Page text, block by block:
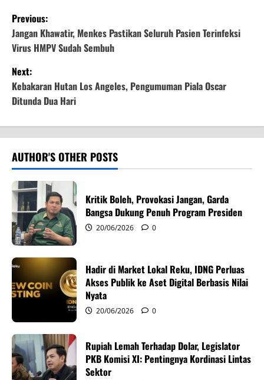
P
o
s
t
n
a
v
i
g
a
t
i
o
n
Previous:
Jangan Khawatir, Menkes Pastikan Seluruh Pasien Terinfeksi
Virus HMPV Sudah Sembuh
Next:
Kebakaran Hutan Los Angeles, Pengumuman Piala Oscar
Ditunda Dua Hari
AUTHOR'S OTHER POSTS
Kritik Boleh, Provokasi Jangan, Garda
Bangsa Dukung Penuh Program Presiden
20/06/2026 0
Hadir di Market Lokal Reku, IDNG Perluas
Akses Publik ke Aset Digital Berbasis Nilai
Nyata
20/06/2026 0
Rupiah Lemah Terhadap Dolar, Legislator
PKB Komisi XI: Pentingnya Kordinasi Lintas
Sektor